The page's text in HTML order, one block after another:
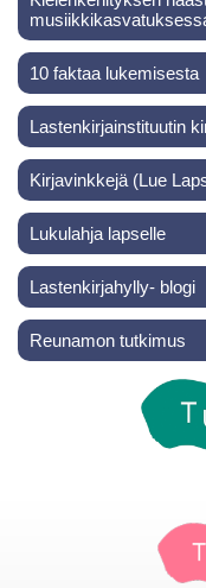
10 faktaa lukemisesta
Lastenkirjainstituutin
Kirjavinkkejä (Lue
Lukulahja lapselle
Lastenkirjahylly- blogi
Reunamon tutkimus